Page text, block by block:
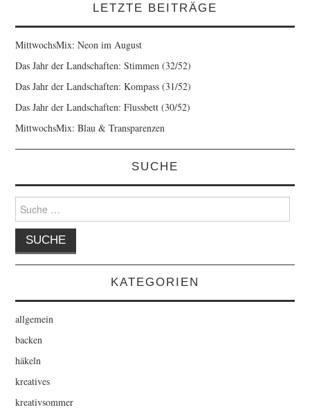
LETZTE BEITRÄGE
MittwochsMix: Neon im August
Das Jahr der Landschaften: Stimmen (32/52)
Das Jahr der Landschaften: Kompass (31/52)
Das Jahr der Landschaften: Flussbett (30/52)
MittwochsMix: Blau & Transparenzen
SUCHE
nach:
KATEGORIEN
allgemein
backen
häkeln
kreatives
kreativsommer